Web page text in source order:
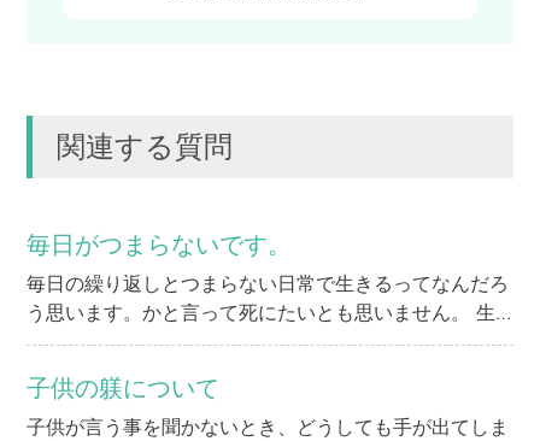
関連する質問
毎日がつまらないです。
毎日の繰り返しとつまらない日常で生きるってなんだろ
う思います。かと言って死にたいとも思いません。 生
きる意味とは何ですか？
子供の躾について
子供が言う事を聞かないとき、どうしても手が出てしま